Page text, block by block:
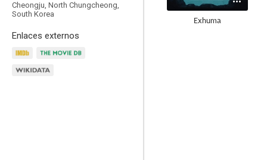
Cheongju, North Chungcheong,
South Korea
Enlaces externos
Exhuma